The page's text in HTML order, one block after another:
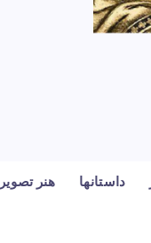
هنر داستانها